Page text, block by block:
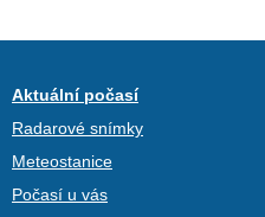
Aktuální počasí
Radarové snímky
Meteostanice
Počasí u vás